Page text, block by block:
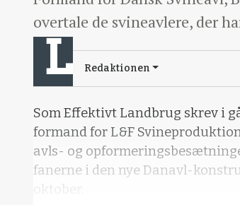
overtale de svineavlere, der
Redaktionen
Som Effektivt Landbrug skrev i
formand for L&F
avls- og
fanerne i den nye Danavl-
oktober.